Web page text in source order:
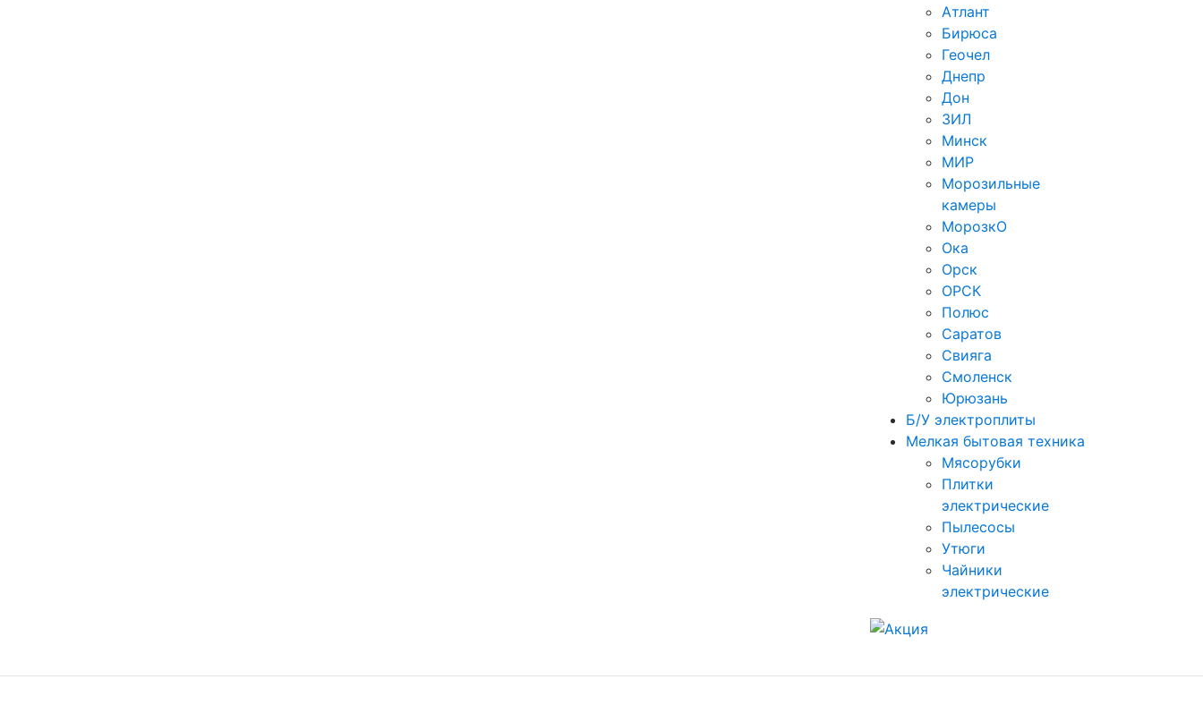
Атлант
Бирюса
Геочел
Днепр
Дон
ЗИЛ
Минск
МИР
Морозильные
камеры
МорозкО
Ока
Орск
ОРСК
Полюс
Саратов
Свияга
Смоленск
Юрюзань
Б/У электроплиты
Мелкая бытовая техника
Мясорубки
Плитки
электрические
Пылесосы
Утюги
Чайники
электрические